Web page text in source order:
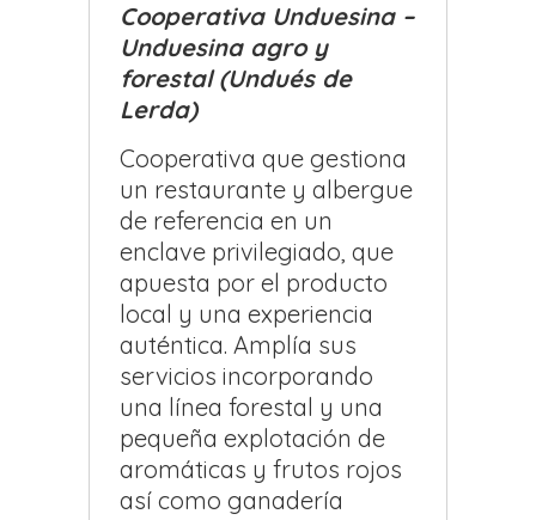
Cooperativa Unduesina –
Unduesina agro y
forestal (Undués de
Lerda)
Cooperativa que gestiona
un restaurante y albergue
de referencia en un
enclave privilegiado, que
apuesta por el producto
local y una experiencia
auténtica. Amplía sus
servicios incorporando
una línea forestal y una
pequeña explotación de
aromáticas y frutos rojos
así como ganadería